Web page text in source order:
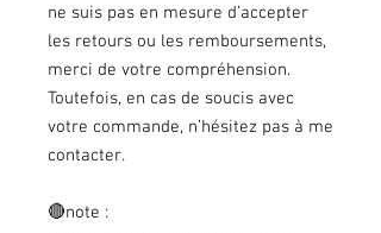
ne suis pas en mesure d’accepter
les retours ou les remboursements,
merci de votre compréhension.
Toutefois, en cas de soucis avec
votre commande, n’hésitez pas à me
contacter.
🔴note :